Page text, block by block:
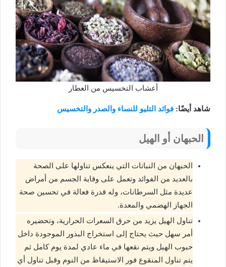
أعشاب التخسيس من العطار
شاهد أيضًا: فوائد التليو للنساء والصدر والتخسيس
الحبهان أو الهيل
الحبهان من النباتات التي ينعكس تناولها على الصحة
بالعديد من الفوائد وتعمل على وقاية الجسم من أمراض
عديدة مثل السرطانات، وله قدرة فعالة في تحسين صحة
الجهاز الهضمي والمعدة.
تناول الهيل يزيد من حرق السعرات الحرارية، وتحضيره
أمر سهل حيث يحتاج إلى استخراج البذور الموجودة داخل
حبوب الهيل ويتم نقعها في ماء عادي لمدة يوم كامل ثم
يتم تناول المنقوع فور الاستيقاظ من النوم وقبل تناول أي